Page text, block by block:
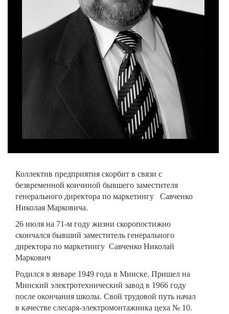
Коллектив предприятия скорбит в связи с
безвременной кончиной бывшего заместителя
генерального директора по маркетингу Савченко
Николая Марковича.
26 июля на 71-м году жизни скоропостижно
скончался бывший заместитель генерального
директора по маркетингу Савченко Николай
Маркович
Родился в январе 1949 года в Минске. Пришел на
Минский электротехнический завод в 1966 году
после окончания школы. Свой трудовой путь начал
в качестве слесаря-электромонтажника цеха № 10.